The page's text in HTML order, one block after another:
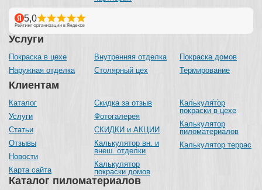
Каталог пиломатериалов
Услуги
Покраска в цехе
Наружная отделка
Внутренняя отделка
Столярный цех
Покраска домов
Термирование
Клиентам
Каталог
Услуги
Статьи
Отзывы
Новости
Карта сайта
Скидка за отзыв
Фотогалерея
СКИДКИ и АКЦИИ
Калькулятор вн. и
внеш. отделки
Калькулятор
покраски домов
Калькулятор
покраски в цехе
Калькулятор
пиломатериалов
Калькулятор террас